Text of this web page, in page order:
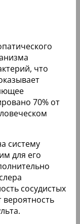
что
70% от
систему
для его
сосудистых
вероятность